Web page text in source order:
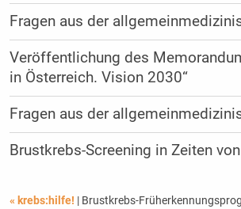
Fragen aus der
Veröffentlichung des
in Österreich. Vision 2030“
Fragen aus der
Brustkrebs-Screening in Zeiten
« krebs:hilfe! | Brustkrebs-